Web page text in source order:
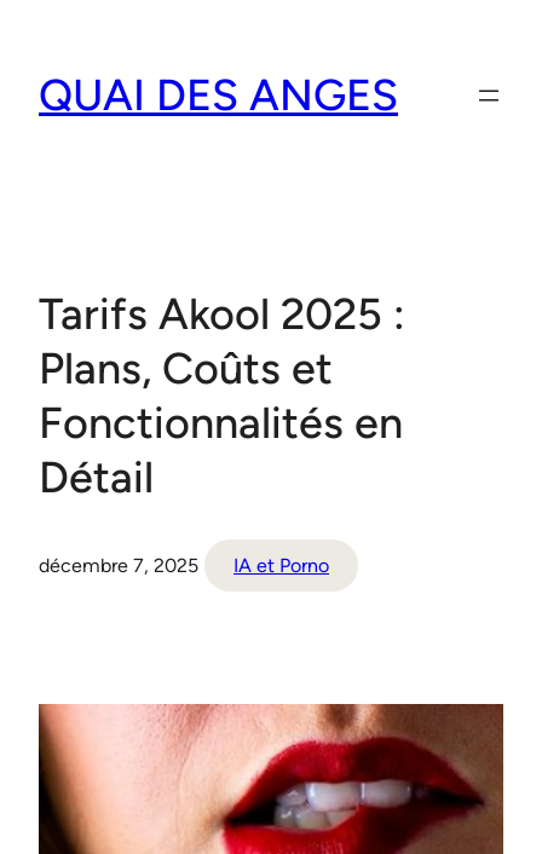
contenu
QUAI DES ANGES
Tarifs Akool 2025 :
Plans, Coûts et
Fonctionnalités en
Détail
décembre 7, 2025 IA et Porno